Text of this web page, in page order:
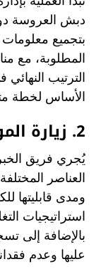
دبش العروسة
بتجميع
المطلوبة، مع
الترتيب
الأساس لخطة
2. زيارة الموقع والفحص الأولي
يُجري فريق
العناصر
ومدى قابليتها
استراتيجيات
بالإضافة إلى
عليها وعدم